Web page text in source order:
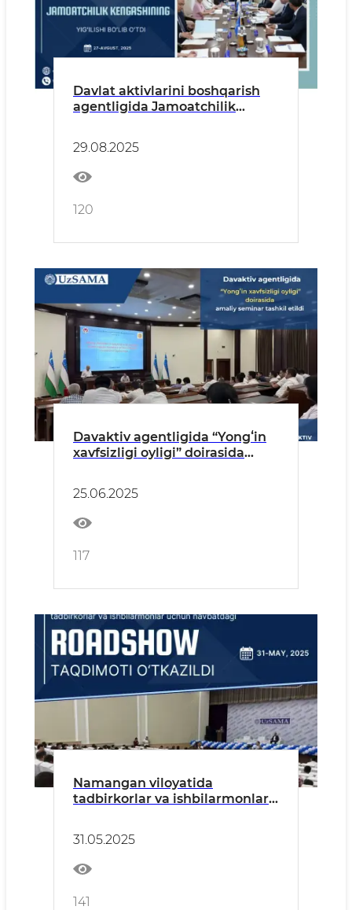
Davlat aktivlarini boshqarish
agentligida Jamoatchilik
29.08.2025
120
Davaktiv agentligida “Yongʻin
xavfsizligi oyligi” doirasida
25.06.2025
117
Namangan viloyatida
tadbirkorlar va ishbilarmonlar
31.05.2025
141